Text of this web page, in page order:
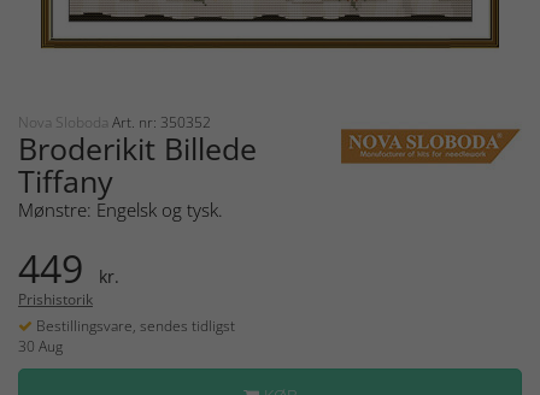
Nova Sloboda Art. nr: 350352
Broderikit Billede
Tiffany
Mønstre: Engelsk og tysk.
449 kr.
Prishistorik
Bestillingsvare, sendes tidligst
30 Aug